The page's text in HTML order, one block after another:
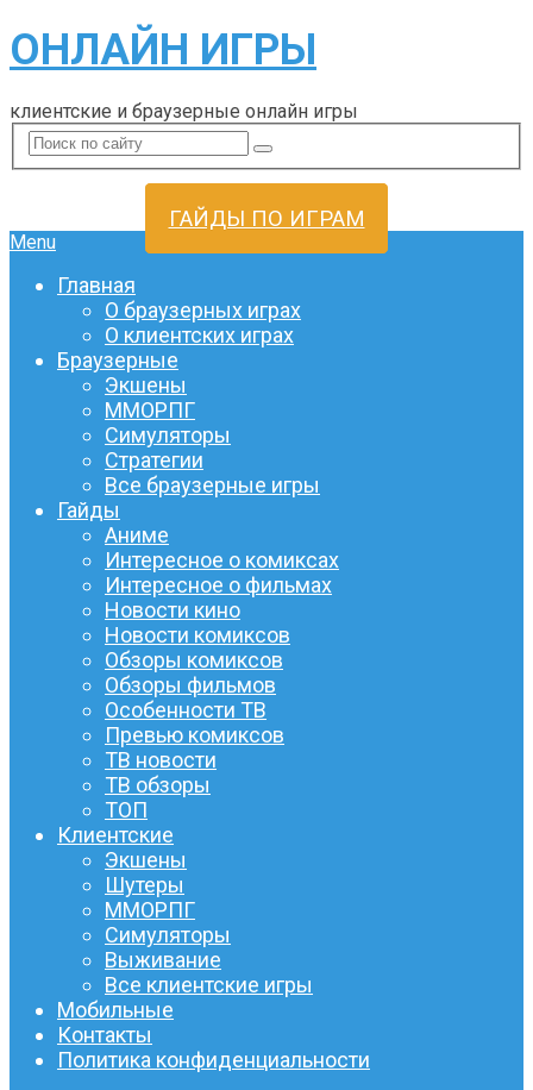
ОНЛАЙН ИГРЫ
клиентские и браузерные онлайн игры
ГАЙДЫ ПО ИГРАМ
Menu
Главная
О браузерных играх
О клиентских играх
Браузерные
Экшены
ММОРПГ
Симуляторы
Стратегии
Все браузерные игры
Гайды
Аниме
Интересное о комиксах
Интересное о фильмах
Новости кино
Новости комиксов
Обзоры комиксов
Обзоры фильмов
Особенности ТВ
Превью комиксов
ТВ новости
ТВ обзоры
ТОП
Клиентские
Экшены
Шутеры
ММОРПГ
Симуляторы
Выживание
Все клиентские игры
Мобильные
Контакты
Политика конфиденциальности